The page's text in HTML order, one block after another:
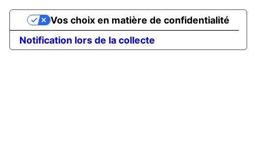
Notification lors de la collecte
Vos choix en matière de confidentialité